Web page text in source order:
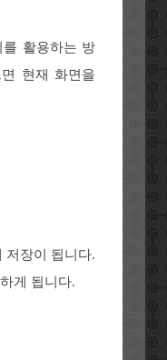
활용하는 방
현재 화면을
저장이 됩니다.
게 됩니다.